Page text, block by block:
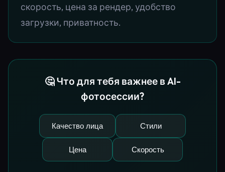
скорость, цена за рендер, удобство
загрузки, приватность.
🤔 Что для тебя важнее в AI-
фотосессии?
Качество лица Стили
Цена Скорость